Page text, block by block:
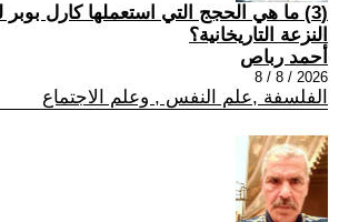
(3) ما هي الحجج التي استعملها كارل
النزعة التاريخانية؟
أحمد رباص
2026 / 8 / 8
الفلسفة ,علم النفس , وعلم الاجتماع